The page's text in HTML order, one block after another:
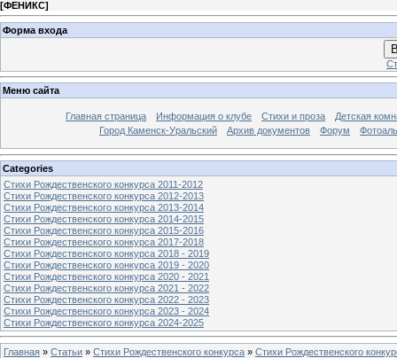
[ФЕНИКС]
Форма входа
Меню сайта
Главная страница Информация о клубе Стихи и проза
Детская
Город Каменск-Уральский
Архив документов Форум
Categories
Стихи Рождественского конкурса 2011-2012
Стихи Рождественского конкурса 2012-2013
Стихи Рождественского конкурса 2013-2014
Стихи Рождественского конкурса 2014-2015
Стихи Рождественского конкурса 2015-2016
Стихи Рождественского конкурса 2017-2018
Стихи Рождественского конкурса 2018 - 2019
Стихи Рождественского конкурса 2019 - 2020
Стихи Рождественского конкурса 2020 - 2021
Стихи Рождественского конкурса 2021 - 2022
Стихи Рождественского конкурса 2022 - 2023
Стихи Рождественского конкурса 2023 - 2024
Стихи Рождественского конкурса 2024-2025
Главная » Статьи » Стихи Рождественского конкурса » Стихи Рождественского